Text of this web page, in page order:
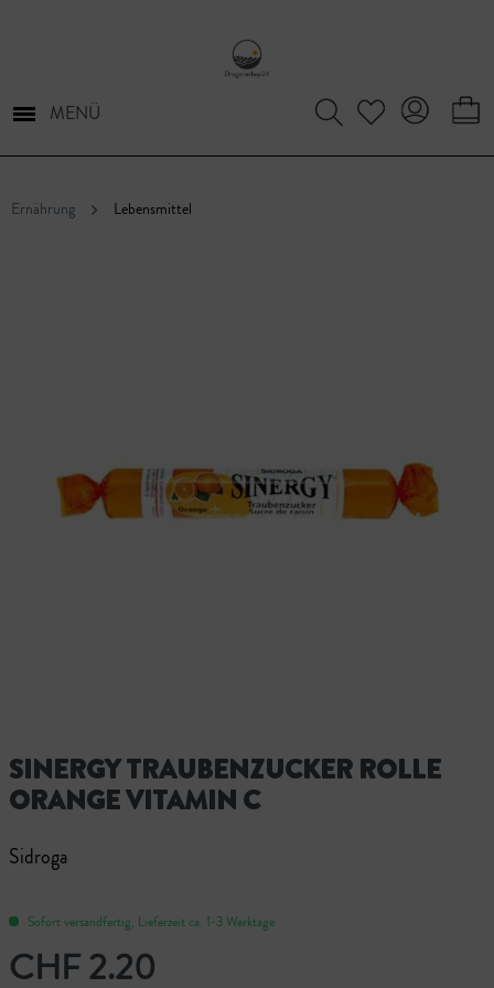
MENÜ
Ernährung Lebensmittel
SINERGY TRAUBENZUCKER ROLLE
ORANGE VITAMIN C
Sidroga
Sofort versandfertig, Lieferzeit ca. 1-3 Werktage
CHF 2.20